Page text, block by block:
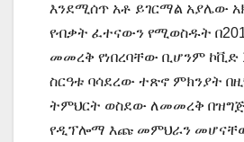
እንደሚሰጥ አቶ ይገርማል አያሌው
የብቃት ፈተናውን የሚወስዱት
መመረቅ የነበረባቸው ቢሆንም ኮቪድ
ስርዓቱ ባሳደረው ተጽኖ ምክንያት
ትምህርት ወስደው ለመመረቅ
የዲፕሎማ እጩ መምህራን መሆናቸዉ